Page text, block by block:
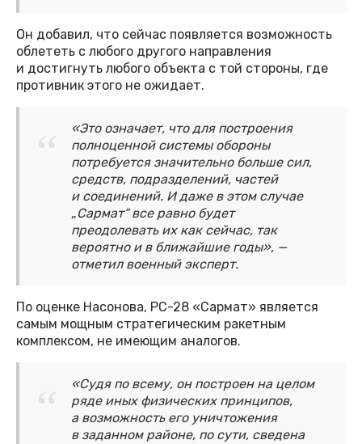
Он добавил, что сейчас появляется возможность
облететь с любого другого направления
и достигнуть любого объекта с той стороны, где
противник этого не ожидает.
«Это означает, что для построения
полноценной системы обороны
потребуется значительно больше сил,
средств, подразделений, частей
и соединений. И даже в этом случае
„Сармат“ все равно будет
преодолевать их как сейчас, так
вероятно и в ближайшие годы», —
отметил военный эксперт.
По оценке Насонова, РС-28 «Сармат» является
самым мощным стратегическим ракетным
комплексом, не имеющим аналогов.
«Судя по всему, он построен на целом
ряде иных физических принципов,
а возможность его уничтожения
в заданном районе, по сути, сведена